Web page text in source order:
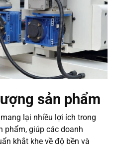
sản phẩm
lại nhiều lợi ích trong
phẩm, giúp các doanh
khắt khe về độ bền và